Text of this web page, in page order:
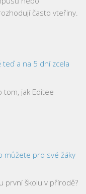
často vteřiny.
a na 5 dní zcela
tom, jak Editee
můžete pro své žáky
první školu v přírodě?